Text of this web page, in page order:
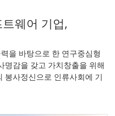
웨어 기업,
을 바탕으로 한 연구중심형
명감을 갖고 가치창출을 위해
봉사정신으로 인류사회에 기